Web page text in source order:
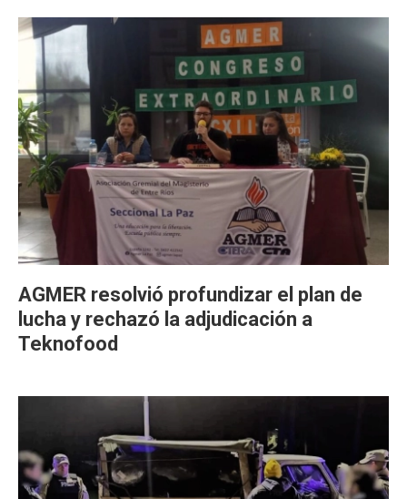
AGMER resolvió profundizar el plan de
lucha y rechazó la adjudicación a
Teknofood